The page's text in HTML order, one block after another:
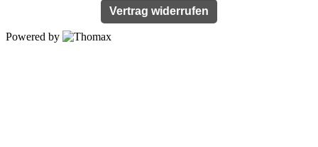
Vertrag widerrufen
Powered by